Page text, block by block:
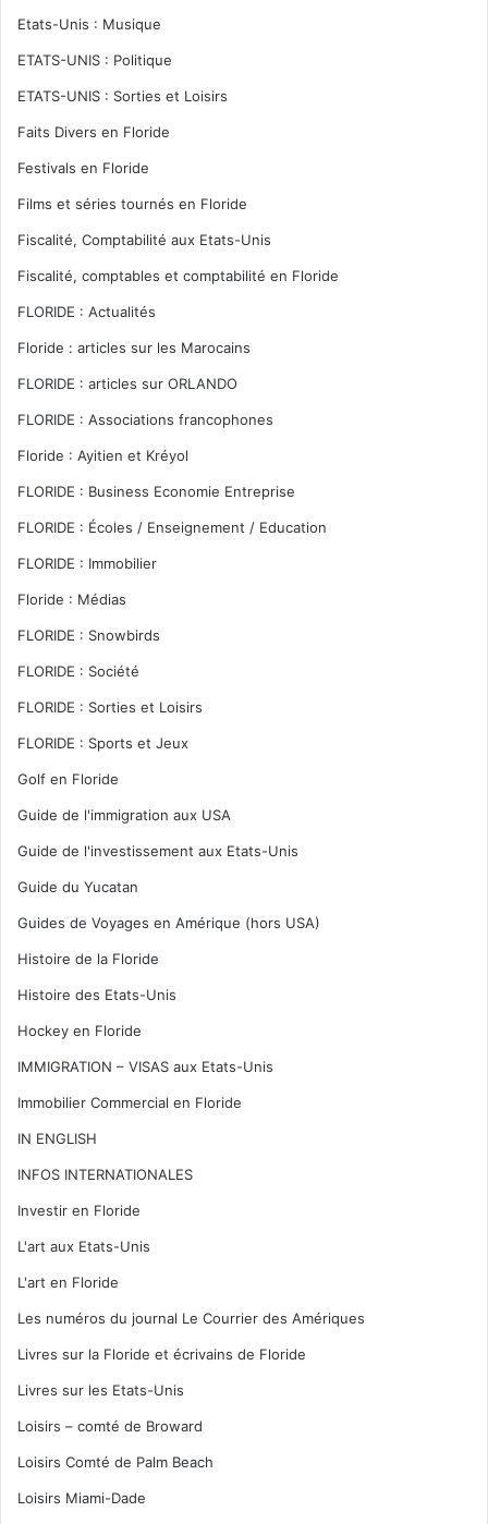
Etats-Unis : Musique
ETATS-UNIS : Politique
ETATS-UNIS : Sorties et Loisirs
Faits Divers en Floride
Festivals en Floride
Films et séries tournés en Floride
Fiscalité, Comptabilité aux Etats-Unis
Fiscalité, comptables et comptabilité en Floride
FLORIDE : Actualités
Floride : articles sur les Marocains
FLORIDE : articles sur ORLANDO
FLORIDE : Associations francophones
Floride : Ayitien et Kréyol
FLORIDE : Business Economie Entreprise
FLORIDE : Écoles / Enseignement / Education
FLORIDE : Immobilier
Floride : Médias
FLORIDE : Snowbirds
FLORIDE : Société
FLORIDE : Sorties et Loisirs
FLORIDE : Sports et Jeux
Golf en Floride
Guide de l'immigration aux USA
Guide de l'investissement aux Etats-Unis
Guide du Yucatan
Guides de Voyages en Amérique (hors USA)
Histoire de la Floride
Histoire des Etats-Unis
Hockey en Floride
IMMIGRATION – VISAS aux Etats-Unis
Immobilier Commercial en Floride
IN ENGLISH
INFOS INTERNATIONALES
Investir en Floride
L'art aux Etats-Unis
L'art en Floride
Les numéros du journal Le Courrier des Amériques
Livres sur la Floride et écrivains de Floride
Livres sur les Etats-Unis
Loisirs – comté de Broward
Loisirs Comté de Palm Beach
Loisirs Miami-Dade